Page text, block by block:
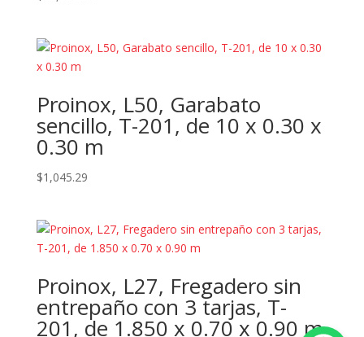
Proinox, L50, Garabato
sencillo, T-201, de 10 x 0.30 x
0.30 m
$1,045.29
Proinox, L27, Fregadero sin
entrepaño con 3 tarjas, T-
201, de 1.850 x 0.70 x 0.90 m